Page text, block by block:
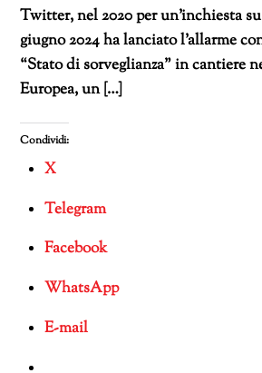
Twitter, nel 2020 per un’inchiesta
giugno 2024 ha lanciato l’allarme
“Stato di sorveglianza” in cantiere
Europea, un […]
Condividi:
X
Telegram
Facebook
WhatsApp
E-mail